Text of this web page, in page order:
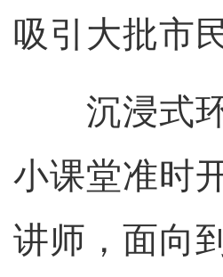
吸引大批市
沉浸式环
小课堂准时
讲师，面向